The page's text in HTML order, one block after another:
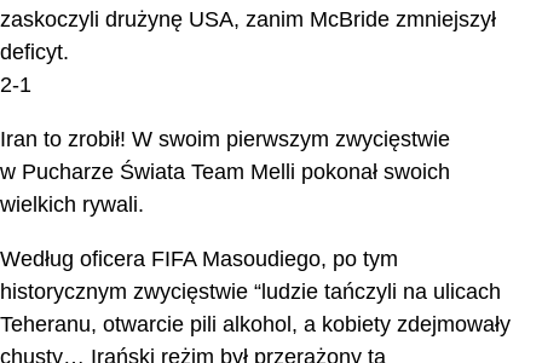
zaskoczyli drużynę USA, zanim McBride zmniejszył
deficyt.
2-1
Iran to zrobił! W swoim pierwszym zwycięstwie
w Pucharze Świata Team Melli pokonał swoich
wielkich rywali.
Według oficera FIFA Masoudiego, po tym
historycznym zwycięstwie “ludzie tańczyli na ulicach
Teheranu, otwarcie pili alkohol, a kobiety zdejmowały
chusty… Irański reżim był przerażony tą